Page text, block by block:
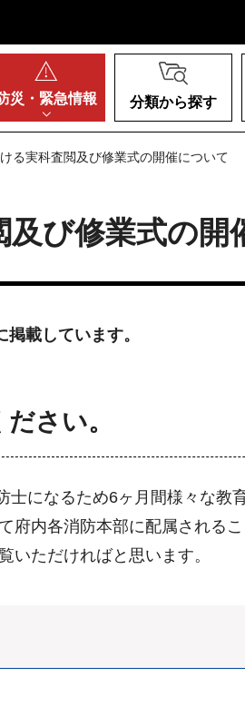
災・ 緊急情報 分類から探す
る実科査閲及び修業式の開催について
び修業式の開
掲載しています。
さい。
になるため6ヶ月間様々な教
内各消防本部に配属されるこ
いただければと思います。